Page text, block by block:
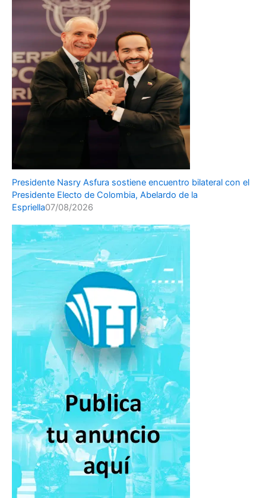
Presidente Nasry Asfura sostiene encuentro bilateral con el
Presidente Electo de Colombia, Abelardo de la
Espriella07/08/2026